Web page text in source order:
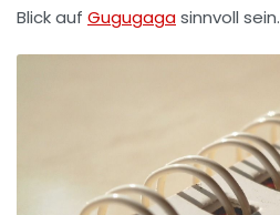
Blick auf Gugugagasinnvoll sein.